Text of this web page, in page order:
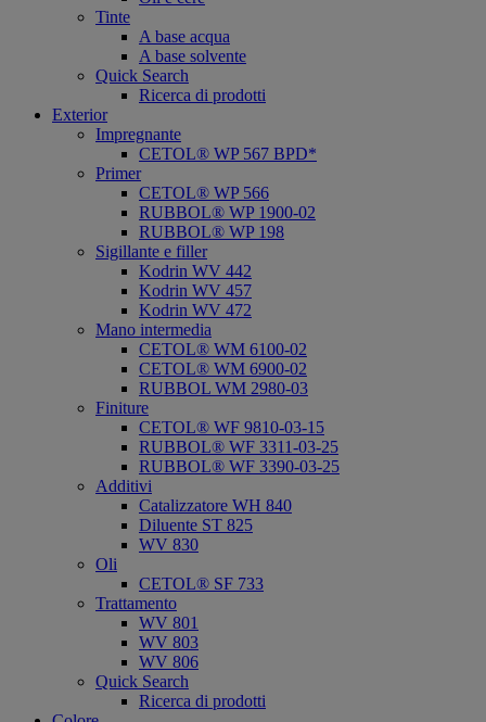
Tinte
A base acqua
A base solvente
Quick Search
Ricerca di prodotti
Exterior
Impregnante
CETOL® WP 567 BPD*
Primer
CETOL® WP 566
RUBBOL® WP 1900-02
RUBBOL® WP 198
Sigillante e filler
Kodrin WV 442
Kodrin WV 457
Kodrin WV 472
Mano intermedia
CETOL® WM 6100-02
CETOL® WM 6900-02
RUBBOL WM 2980-03
Finiture
CETOL® WF 9810-03-15
RUBBOL® WF 3311-03-25
RUBBOL® WF 3390-03-25
Additivi
Catalizzatore WH 840
Diluente ST 825
WV 830
Oli
CETOL® SF 733
Trattamento
WV 801
WV 803
WV 806
Quick Search
Ricerca di prodotti